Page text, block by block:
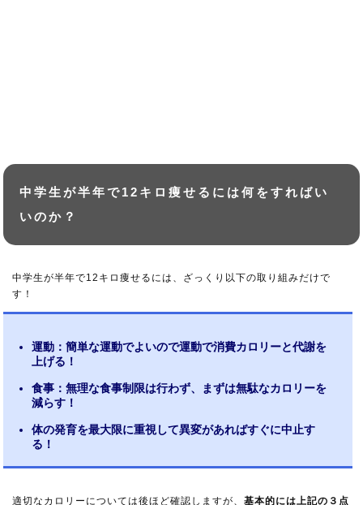
中学生が半年で12キロ痩せるには何をすればい
いのか？
中学生が半年で12キロ痩せるには、ざっくり以下の取り組みだけで
す！
運動：簡単な運動でよいので運動で消費カロリーと代謝を
上げる！
食事：無理な食事制限は行わず、まずは無駄なカロリーを
減らす！
体の発育を最大限に重視して異変があればすぐに中止す
る！
適切なカロリーについては後ほど確認しますが、基本的には上記の３点